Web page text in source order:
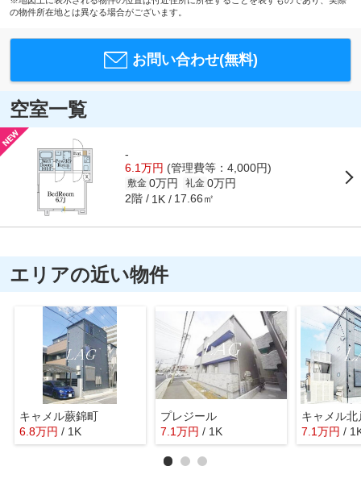
の物件所在地とは異なる場合がございます。
お問い合わせ(無料)
空室一覧
-
6.1万円 (管理費等：4,000円)
敷金 0万円 礼金 0万円
2階 1K 17.66㎡
エリアの近い物件
キャメル蕨錦町
6.8万円 / 1K
プレジール
7.1万円 / 1K
キャメル北
7.1万円 /